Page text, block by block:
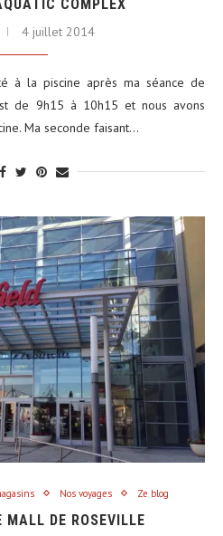
COMPLEX
4 juillet 2014
à la piscine après ma séance de
de 9h15 à 10h15 et nous avons
Ma seconde faisant…
Nos voyages Ze blog
MALL DE ROSEVILLE